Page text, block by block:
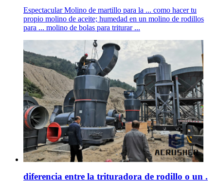
Espectacular Molino de martillo para la ... como hacer tu
propio molino de aceite; humedad en un molino de rodillos
para ... molino de bolas para triturar ...
diferencia entre la trituradora de rodillo o un .